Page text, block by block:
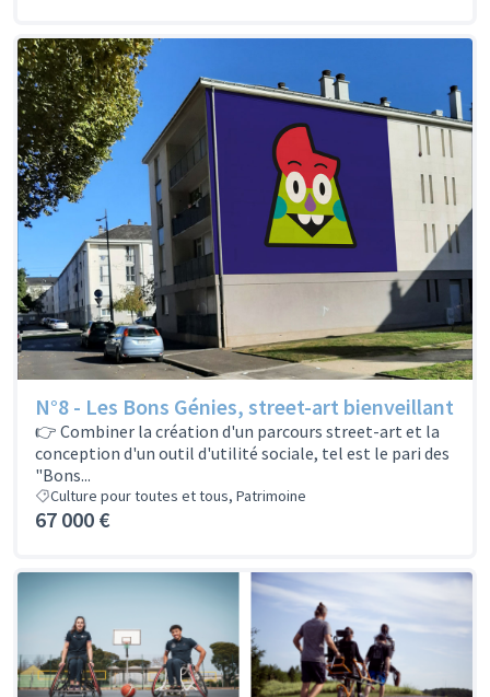
N°8 - Les Bons Génies, street-art bienveillant
👉 Combiner la création d'un parcours street-art et la
conception d'un outil d'utilité sociale, tel est le pari des
"Bons...
Culture pour toutes et tous, Patrimoine
67 000 €